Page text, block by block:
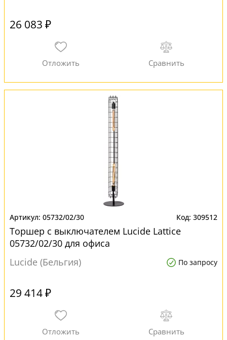
26 083 ₽
05732/02/30 309512
Торшер с выключателем Lucide Lattice
05732/02/30 для офиса
Lucide (Бельгия)
По запросу
29 414 ₽